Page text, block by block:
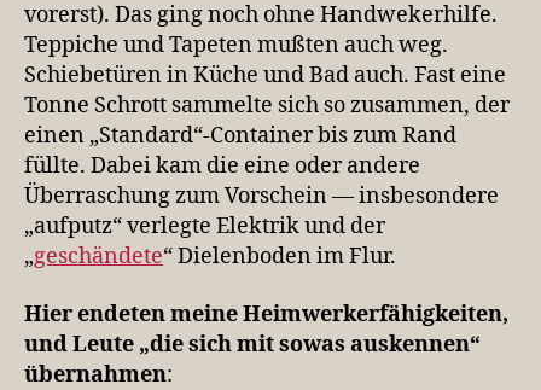
vorerst). Das ging noch ohne Handwekerhilfe.
Teppiche und Tapeten mußten auch weg.
Schiebetüren in Küche und Bad auch. Fast eine
Tonne Schrott sammelte sich so zusammen, der
einen „Standard“-Container bis zum Rand
füllte. Dabei kam die eine oder andere
Überraschung zum Vorschein — insbesondere
„aufputz“ verlegte Elektrik und der
„geschändete“ Dielenboden im Flur.
Hier endeten meine Heimwerkerfähigkeiten,
und Leute „die sich mit sowas auskennen“
übernahmen: